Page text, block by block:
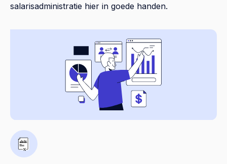
salarisadministratie hier in goede handen.